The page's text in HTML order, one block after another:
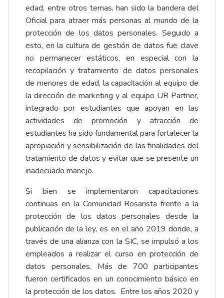
edad, entre otros temas, han sido la bandera del
Oficial para atraer más personas al mundo de la
protección de los datos personales. Seguido a
esto, en la cultura de gestión de datos fue clave
no permanecer estáticos, en especial con la
recopilación y tratamiento de datos personales
de menores de edad, la capacitación al equipo de
la dirección de marketing y al equipo UR Partner,
integrado por estudiantes que apoyan en las
actividades de promoción y atracción de
estudiantes ha sido fundamental para fortalecer la
apropiación y sensibilización de las finalidades del
tratamiento de datos y evitar que se presente un
inadecuado manejo.
Si bien se implementaron capacitaciones
continuas en la Comunidad Rosarista frente a la
protección de los datos personales desde la
publicación de la ley, es en el año 2019 donde, a
través de una alianza con la SIC, se impulsó a los
empleados a realizar el curso en protección de
datos personales. Más de 700 participantes
fueron certificados en un conocimiento básico en
la protección de los datos. Entre los años 2020 y